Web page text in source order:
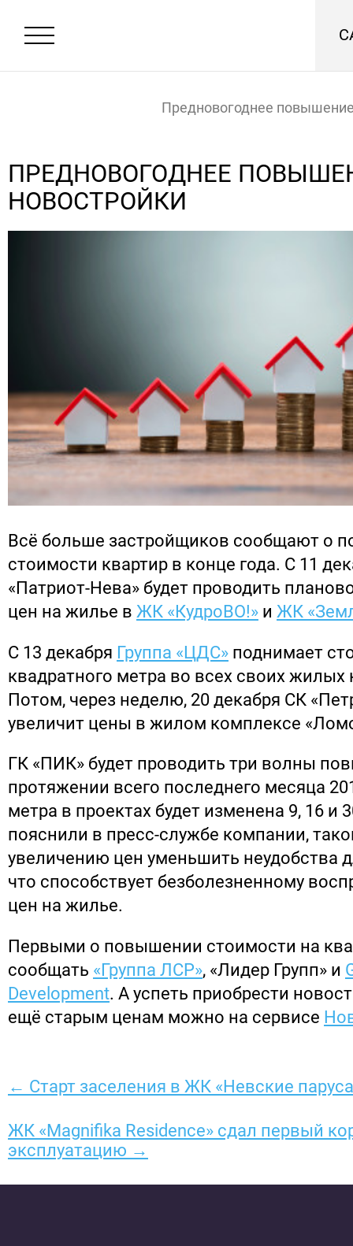
Предновогоднее
ПРЕДНОВОГОДНЕЕ
НОВОСТРОЙКИ
Всё больше застройщиков сообщают о
стоимости квартир в конце года. С 11
«Патриот-Нева» будет проводить
цен на жилье в ЖК «КудроВО!» и ЖК
С 13 декабря Группа «ЦДС» поднимает
квадратного метра во всех своих жилых
Потом, через неделю, 20 декабря СК
увеличит цены в жилом комплексе
ГК «ПИК» будет проводить три волны
протяжении всего последнего месяца
метра в проектах будет изменена 9, 16 и
пояснили в пресс-службе компании,
увеличению цен уменьшить неудобства
что способствует безболезненному
цен на жилье.
Первыми о повышении стоимости на
сообщать «Группа ЛСР», «Лидер Групп» и
Development. А успеть приобрести
ещё старым ценам можно на сервисе
← Старт заселения в ЖК «Невские
ЖК «Magnifika Residence» сдал первый
эксплуатацию →